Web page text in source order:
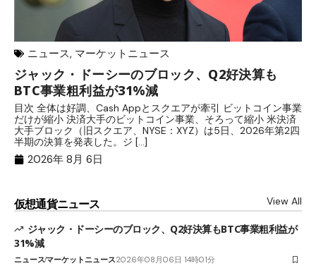
ニュース, マーケットニュース
ジャック・ドーシーのブロック、Q2好決算も
BTC事業粗利益が31%減
目次 全体は好調、Cash Appとスクエアが牽引 ビットコイン事業
だけが縮小 決済大手のビットコイン事業、そろって縮小 米決済
大手ブロック（旧スクエア、NYSE：XYZ）は5日、2026年第2四
半期の決算を発表した。ジ […]
2026年 8月 6日
仮想通貨ニュース View All
ジャック・ドーシーのブロック、Q2好決算もBTC事業粗利益が
31%減
ニュースマーケットニュース2026年08月06日 14時01分